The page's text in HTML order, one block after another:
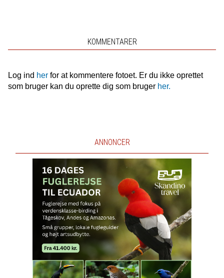
KOMMENTARER
Log ind herfor at kommentere fotoet. Er du ikke oprettet
som bruger kan du oprette dig som bruger her.
ANNONCER